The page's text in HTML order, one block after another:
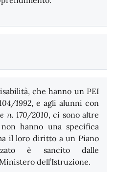
che hanno un PEI
1992, e agli alunni con
n. 170/2010, ci sono altre
hanno una specifica
il loro diritto a un Piano
è sancito dalle
dell’Istruzione.